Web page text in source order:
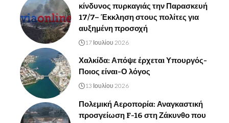
κίνδυνος πυρκαγιάς την Παρασκευή
17/7– Έκκληση στους πολίτες για
αυξημένη προσοχή
17 Ιουλίου 2026
Χαλκίδα: Απόψε έρχεται Υπουργός-
Ποιος είναι-Ο λόγος
13 Ιουλίου 2026
Πολεμική Αεροπορία: Αναγκαστική
προσγείωση F-16 στη Ζάκυνθο που